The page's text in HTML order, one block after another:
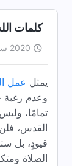
كلمات
2020 سبتمبر 9
يمثل عمل
وعدم رغبة
تمامًا،
القدس،
قيودٍ، بل
الصلاة